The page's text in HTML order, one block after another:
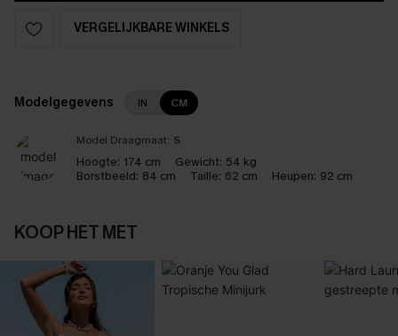
VERGELIJKBARE WINKELS
Modelgegevens IN CM
Model Draagmaat: S
Hoogte: 174 cm Gewicht: 54 kg
Borstbeeld: 84 cm Taille: 62 cm Heupen: 92 cm
KOOP HET MET